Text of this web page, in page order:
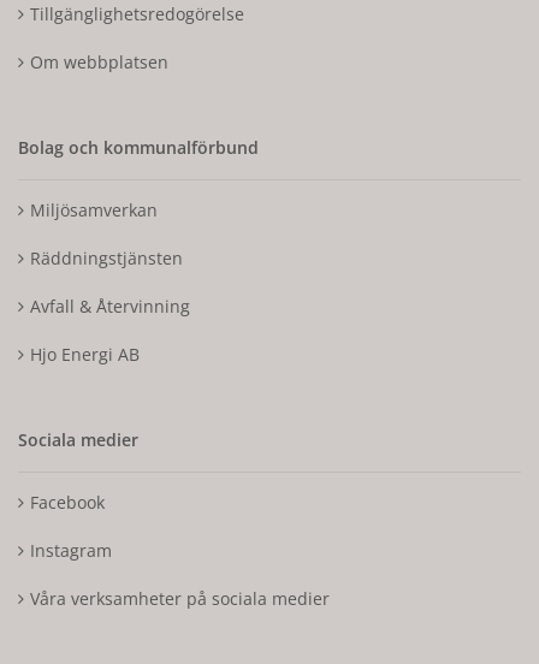
Tillgänglighetsredogörelse
Om webbplatsen
Bolag och kommunalförbund
Miljösamverkan
Räddningstjänsten
Avfall & Återvinning
Hjo Energi AB
Sociala medier
Facebook
Instagram
Våra verksamheter på sociala medier